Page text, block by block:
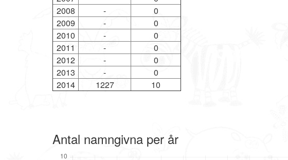
2008
-
0
2009
-
0
2010
-
0
2011
-
0
2012
-
0
2013
-
0
2014
1227 10
Antal namngivna per år